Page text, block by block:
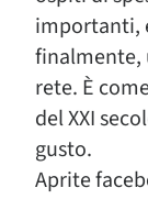
importanti,
finalmente,
rete. È
del XXI
gusto.
Aprite